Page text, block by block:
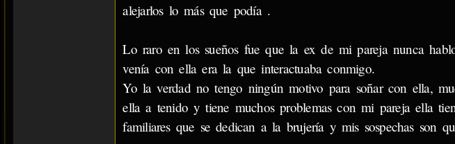
alejarlos lo más que podía .
Lo raro en los sueños fue que la ex de mi pareja nunca
venía con ella era la que interactuaba conmigo.
Yo la verdad no tengo ningún motivo para soñar con ella,
ella a tenido y tiene muchos problemas con mi pareja ella
familiares que se dedican a la brujería y mis sospechas son